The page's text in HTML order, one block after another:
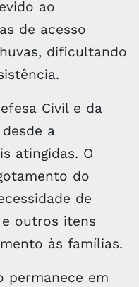
ao
de acesso
dificultando
Civil e da
a
atingidas. O
do
de
outros itens
às famílias.
permanece em